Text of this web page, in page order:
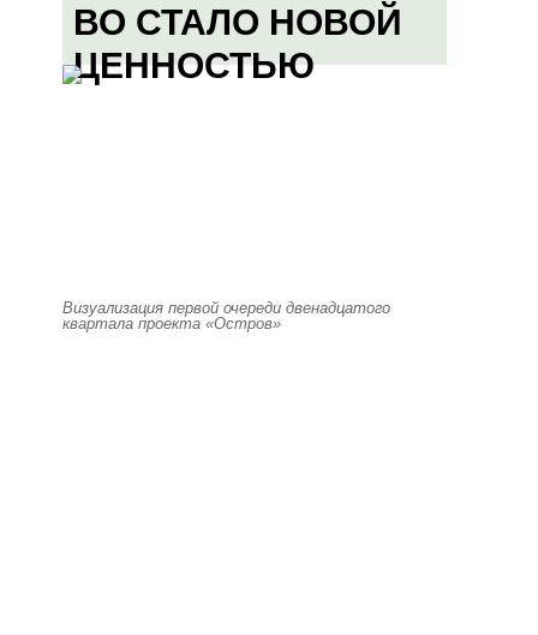
ВО СТАЛО НОВОЙ
ЦЕННОСТЬЮ
Визуализация первой очереди двенадцатого
квартала проекта «Остров»